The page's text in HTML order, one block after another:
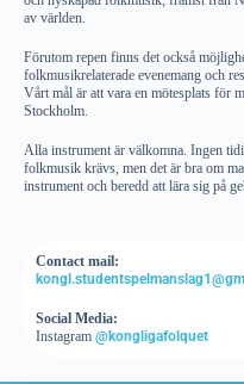
av världen.
Förutom repen finns det också
folkmusikrelaterade evenemang och
Vårt mål är att vara en mötesplats för
Stockholm.
Alla instrument är välkomna. Ingen
folkmusik krävs, men det är bra om
instrument och beredd att lära sig på
Contact mail:
Social Media:
Instagram @kongligafolquet